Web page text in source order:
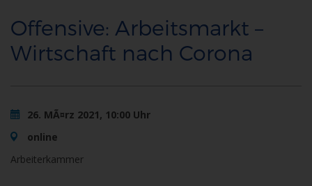
Offensive: Arbeitsmarkt –
Wirtschaft nach Corona
26. MÃ¤rz 2021, 10:00 Uhr
online
Arbeiterkammer